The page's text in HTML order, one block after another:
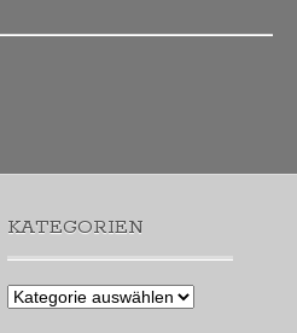
KATEGORIEN
Kategorien